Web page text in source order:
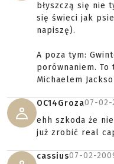
błyszczą się nie
się świeci jak
napiszę).
A poza tym:
porównaniem.
Michaelem
OC14Groza07-02-
ehh szkoda że
już zrobić real
cassius07-02-